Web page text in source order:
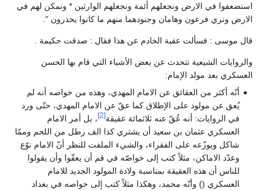
استضعفوا في الارض ونجعلهم أئمة ونجعلهم الوارثين * ونمكن لهم في
الارض ونري فرعون وهامان وجنودهما منهم ما كانوا يحذرون ".
قال موسى : فسألت عقبة الخادم عن هذا فقال : صدقت حكيمة .
والروايات الشيعية تتحدث عن بعض الأشياء التي قام بها الحسن
العسكري بعد مولد الإمام:
أنّه أكثر من العقائق عن الامام المهدي، وهذه من خواصه أنه لم
يُعق عن مولود على الإطلاق كما عقّ عن الامام المهدي، حتّى ورد
في الروايات: أنه عُقّ عنه ثلاثمائة عقيقة[2]
، بل أمر الامام
العسكري عثمان بن سعيد أن يشتري كذا الف رطل من اللحم وممّا
شاكل ويوزّعه على الفقراء، والشيء الملفت للنظر أنّ الامام نوّع
وعدّد الاماكن، مثلاً كتب إلى خواصّه في قم أن يعقّوا وأن يقولوا
للناس أن هذه العقيقة بمناسبة ولادة المولود الجديد للامام
العسكري () وأنّه محمد، وهكذا مثلاً كتب إلى خواصه في بغداد